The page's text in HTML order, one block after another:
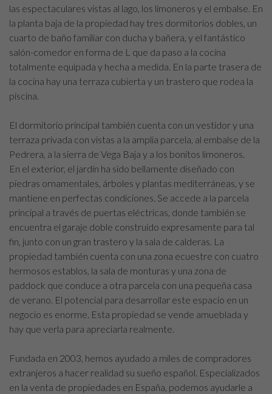
las espectaculares vistas al lago, los limoneros y el embalse. En
la planta baja de la propiedad hay tres dormitorios dobles, un
cuarto de baño familiar con ducha y bañera, y el fantástico
salón-comedor en forma de L que da paso a la cocina
totalmente equipada y hecha a medida. En la parte trasera de
la cocina hay una terraza cubierta y un trastero que rodea la
piscina.
El dormitorio principal también cuenta con un vestidor y una
terraza privada con vistas a la amplia parcela, al embalse de la
Pedrera, a la sierra de Vega Baja y a los bonitos limoneros.
En el exterior, el jardín ha sido bellamente diseñado con
piedras ornamentales, árboles y plantas mediterráneas, y se
mantiene en perfectas condiciones. Se accede a la parcela
principal a través de puertas eléctricas, donde también se
encuentra el garaje doble construido expresamente para tal
fin, junto con un gran trastero y la sala de calderas. La
propiedad también cuenta con una zona ecuestre con cuatro
hermosos establos, la sala de monturas y una zona de
paddock que conduce a otra parcela con una pequeña casa
de verano. El potencial para desarrollar este espacio en un
negocio es enorme. Esta propiedad se vende amueblada y
hay que verla para apreciarla realmente.
Fundada en 2003, hemos ayudado a miles de compradores
extranjeros a hacer realidad su sueño español. Especializados
en la venta de propiedades en España, podemos ayudarle a